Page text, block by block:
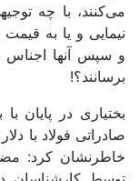
می‌کنند، با چه
نیمایی و یا به
و سپس آنها اجناس
برسانند؟!
بختیاری در پایان
صادراتی فولاد با
خاطرنشان کرد: